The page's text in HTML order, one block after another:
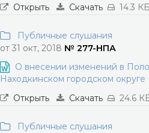
Открыть
Скачать 14.3 КБ
Публичные слушания
от 31 окт, 2018 № 277-НПА
О внесении изменений в
Находкинском городском округе
Открыть
Скачать 24.6
Публичные слушания